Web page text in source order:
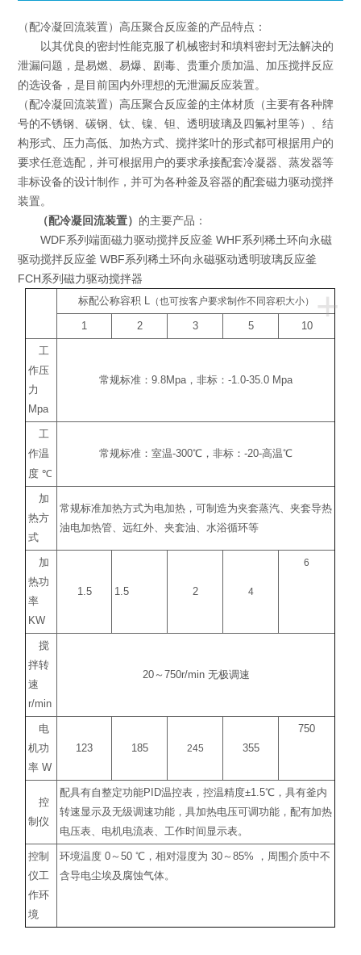
（配冷凝回流装置）高压聚合反应釜的产品特点：
以其优良的密封性能克服了机械密封和填料密封无法解决的
泄漏问题，是易燃、易爆、剧毒、贵重介质加温、加压搅拌反应
的选设备，是目前国内外理想的无泄漏反应装置。
（配冷凝回流装置）高压聚合反应釜的主体材质（主要有各种牌
号的不锈钢、碳钢、钛、镍、钽、透明玻璃及四氟衬里等）、结
构形式、压力高低、加热方式、搅拌桨叶的形式都可根据用户的
要求任意选配，并可根据用户的要求承接配套冷凝器、蒸发器等
非标设备的设计制作，并可为各种釜及容器的配套磁力驱动搅拌
装置。
（配冷凝回流装置） 的主要产品：
WDF系列端面磁力驱动搅拌反应釜 WHF系列稀土环向永磁
驱动搅拌反应釜 WBF系列稀土环向永磁驱动透明玻璃反应釜
FCH系列磁力驱动搅拌器
+
标配公称容积 L（也可按客户要求制作不同容积大小）
1 2 3 5 10
工
作压
力
Mpa
常规标准：9.8Mpa，非标：-1.0-35.0 Mpa
工
作温
度 ℃
常规标准：室温-300℃ ，非标：-20-高温℃
加
热方
式
常规标准加热方式为电加热，可制造为夹套蒸汽、夹套导热
油电加热管、远红外、夹套油、水浴循环等
加
热功
率
KW
1.5 1.5 2 4
6
搅
拌转
速
r/min
20～ 750r/min 无极调速
电
机功
率 W
123 185 245 355
750
控
制仪
配具有自整定功能PID温控表，控温精度±1.5℃ ，具有釜内
转速显示及无级调速功能，具加热电压可调功能，配有加热
电压表、电机电流表、工作时间显示表。
控制
仪工
作环
境
环境温度 0～50℃ ，相对湿度为 30～85%
，周围介质中不
含导电尘埃及腐蚀气体。